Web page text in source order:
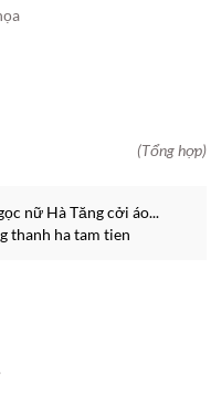
(Tổng hợp)
nữ Hà Tăng cởi áo...
thanh ha tam tien